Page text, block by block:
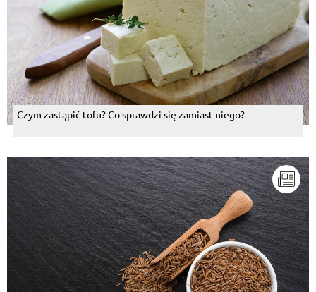
Czym zastąpić tofu? Co sprawdzi się zamiast niego?